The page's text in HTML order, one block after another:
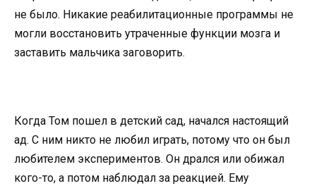
не было. Никакие реабилитационные программы не
могли восстановить утраченные функции мозга и
заставить мальчика заговорить.
Когда Том пошел в детский сад, начался настоящий
ад. С ним никто не любил играть, потому что он был
любителем экспериментов. Он дрался или обижал
кого-то, а потом наблюдал за реакцией. Ему